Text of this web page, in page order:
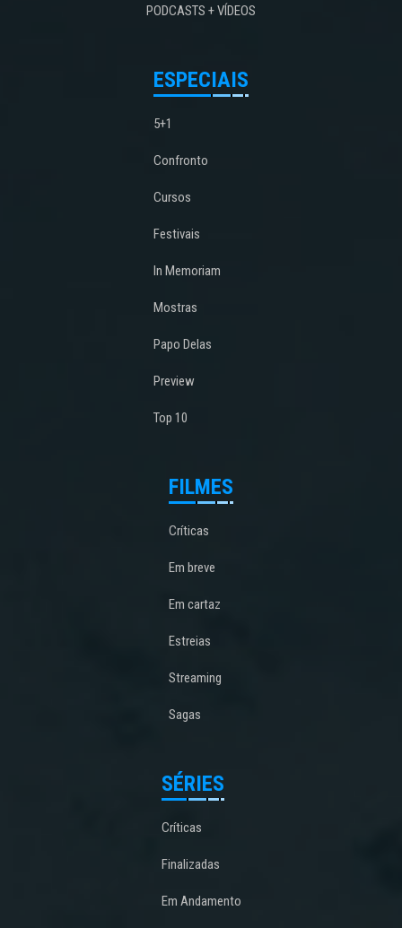
PODCASTS + VÍDEOS
ESPECIAIS
5+1
Confronto
Cursos
Festivais
In Memoriam
Mostras
Papo Delas
Preview
Top 10
FILMES
Críticas
Em breve
Em cartaz
Estreias
Streaming
Sagas
SÉRIES
Críticas
Finalizadas
Em Andamento